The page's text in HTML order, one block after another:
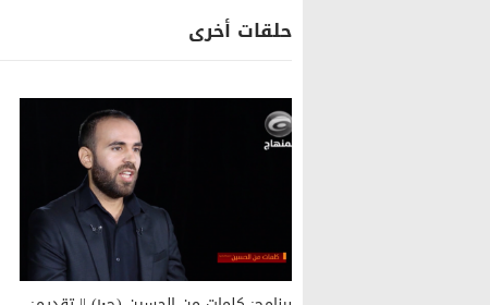
حلقات أخرى